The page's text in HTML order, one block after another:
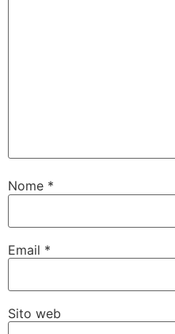
Nome *
Email *
Sito web